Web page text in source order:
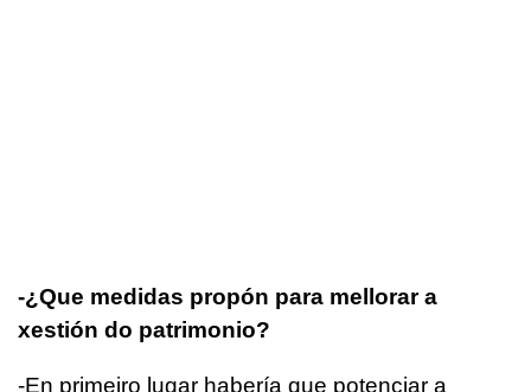
-¿Que medidas propón para mellorar a
xestión do patrimonio?
-En primeiro lugar habería que potenciar a